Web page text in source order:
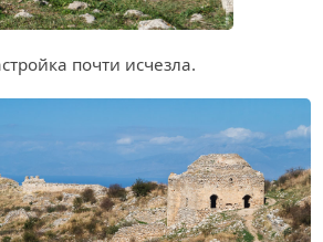
почти исчезла.